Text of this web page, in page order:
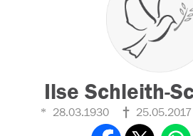
Ilse Schleith-
28.03.1930 25.05.2017